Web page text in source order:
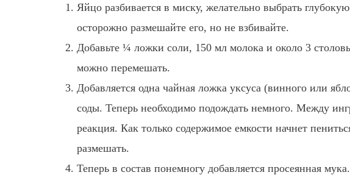
Яйцо разбивается в миску, желательно выбрать
осторожно размешайте его, но не взбивайте.
Добавьте ¼ ложки соли, 150 мл молока и около 3
можно перемешать.
Добавляется одна чайная ложка уксуса (винного или
соды. Теперь необходимо подождать немного. Между
реакция. Как только содержимое емкости начнет
размешать.
Теперь в состав понемногу добавляется просеянная